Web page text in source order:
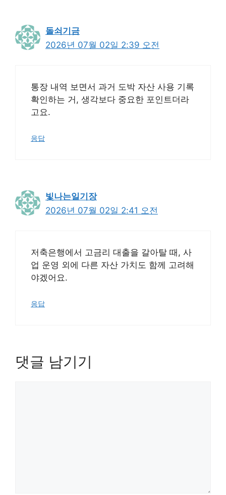
돌쇠기금
2026년 07월 02일 2:39 오전
통장 내역 보면서 과거 도박 자산 사용 기록
확인하는 거, 생각보다 중요한 포인트더라
고요.
응답
빛나는일기장
2026년 07월 02일 2:41 오전
저축은행에서 고금리 대출을 갈아탈 때, 사
업 운영 외에 다른 자산 가치도 함께 고려해
야겠어요.
응답
댓글 남기기